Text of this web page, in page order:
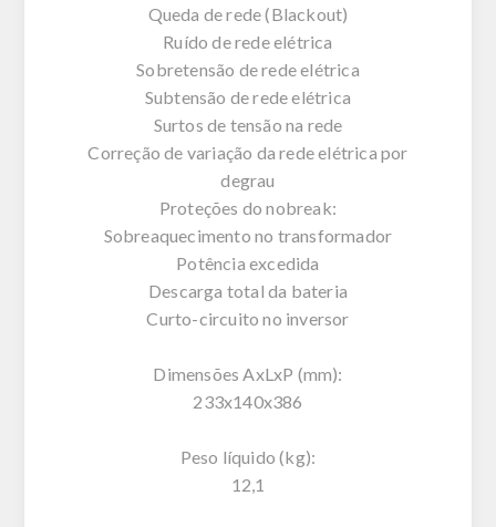
Queda de rede (Blackout)
Ruído de rede elétrica
Sobretensão de rede elétrica
Subtensão de rede elétrica
Surtos de tensão na rede
Correção de variação da rede elétrica por
degrau
Proteções do nobreak:
Sobreaquecimento no transformador
Potência excedida
Descarga total da bateria
Curto-circuito no inversor
Dimensões AxLxP (mm):
233x140x386
Peso líquido (kg):
12,1